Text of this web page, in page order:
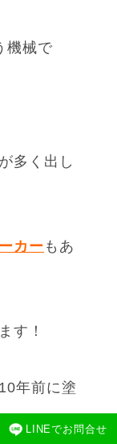
機械で
多く出し
カーもあ
す！
年前に塗
LINEでお問合せ